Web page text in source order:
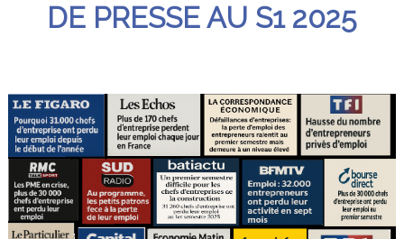
DE PRESSE AU S1 2025